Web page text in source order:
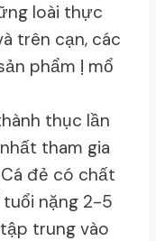
loài thực
trên cạn, các
phẩm ḷ mổ
thục lần
tham gia
đẻ có chất
nặng 2-5
trung vào